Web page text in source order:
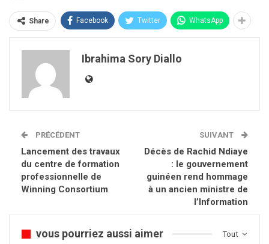
Share Facebook Twitter WhatsApp
Ibrahima Sory Diallo
PRÉCÉDENT
Lancement des travaux
du centre de formation
professionnelle de
Winning Consortium
SUIVANT
Décès de Rachid Ndiaye
: le gouvernement
guinéen rend hommage
à un ancien ministre de
l’Information
Tout
vous pourriez aussi aimer